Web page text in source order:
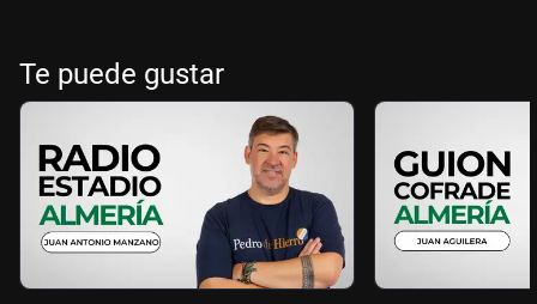
Te puede gustar